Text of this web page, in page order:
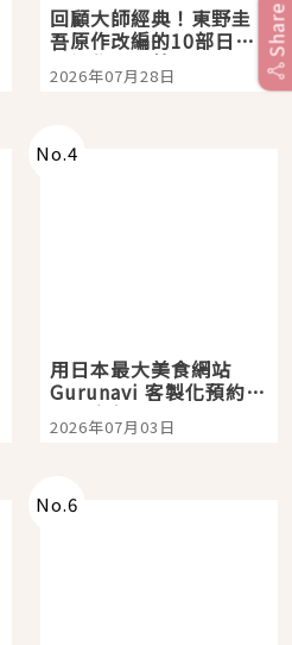
回顧大師經典！東野圭
吾原作改編的10部日本
影視作品推薦
2026年07月28日
No.4
用日本最大美食網站
Gurunavi 客製化預約九
大都市餐廳，打造專屬
美食體驗！
2026年07月03日
No.6
Share